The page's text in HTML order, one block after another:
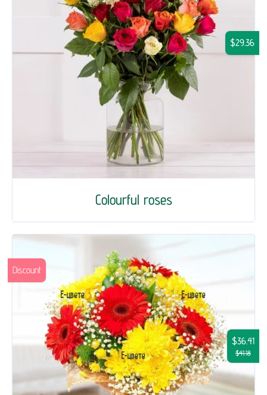
Colourful roses
$29.36
$36.41
$41.18
Discount